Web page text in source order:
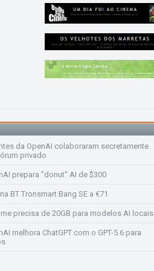
da OpenAI colaboraram secretamente
privado
prepara "donut" AI de $300
BT Tronsmart Bang SE a €71
precisa de 20GB para modelos AI locais
melhora ChatGPT com o GPT-5.6 para